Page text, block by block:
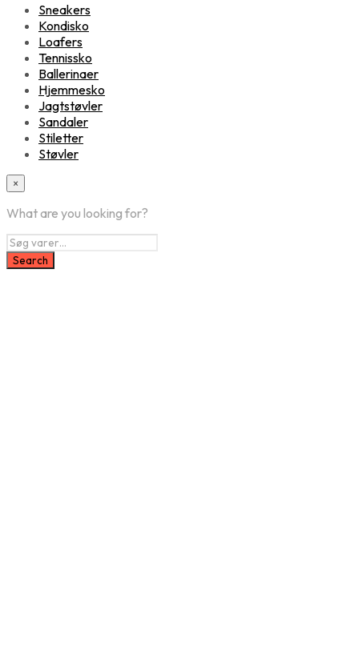
Sneakers
Kondisko
Loafers
Tennissko
Ballerinaer
Hjemmesko
Jagtstøvler
Sandaler
Stiletter
Støvler
×
What are you looking for?